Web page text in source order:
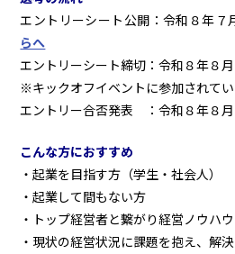
エントリーシート公開：令和８年
らへ
エントリーシート締切：令和８年８月
※キックオフイベントに参加されて
エントリー合否発表 ：令和８年８月
こんな方におすすめ
・起業を目指す方（学生・社会人）
・起業して間もない方
・トップ経営者と繋がり経営ノウハ
・現状の経営状況に課題を抱え、解